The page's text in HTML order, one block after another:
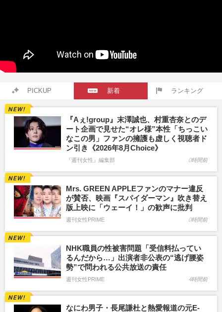
PICKUP 新着 ランキング
『Aぇ!group』末澤誠也、村重杏奈とのデ
ート企画で見せた“オレ様”本性「ちっこい
なこの男」ファンの擁護も虚しく視聴者ド
ン引き《2026年8月Choice》
『週刊女性』編集部 0時間前
Mrs. GREEN APPLEファンのマナー違反
が賛否、映画『スパイダーマン』吹き替え
版上映に「ウェーイ！」の歓声に批判
週刊女性PRIME 0時間前
NHK職員の性被害問題「受信料払ってい
るんだから…」出演者非公表の“逃げ腰姿
勢”で問われる公共放送の責任
週刊女性PRIME 4時間前
なにわ男子・長尾謙杜と熱愛報道の元E-